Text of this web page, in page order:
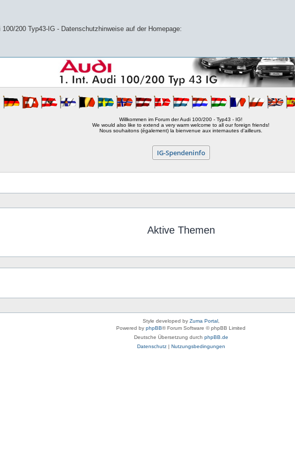
200 Typ43-IG - Datenschutzhinweise auf der Homepage:
Willkommen im Forum der Audi 100/200 - Typ43 - IG!
We would also like to extend a very warm welcome to all our foreign friends!
Nous souhaitons (également) la bienvenue aux internautes d'ailleurs.
IG-Spendeninfo
Aktive Themen
Style developed by Zuma Portal,
Powered by phpBB® Forum Software © phpBB Limited
Deutsche Übersetzung durch phpBB.de
Datenschutz| Nutzungsbedingungen